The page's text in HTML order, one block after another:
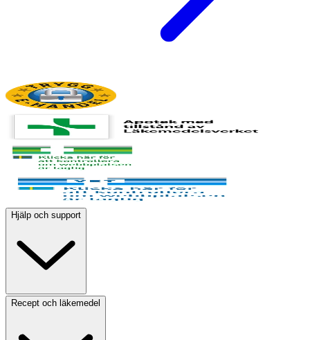
Hjälp och support
Recept och läkemedel